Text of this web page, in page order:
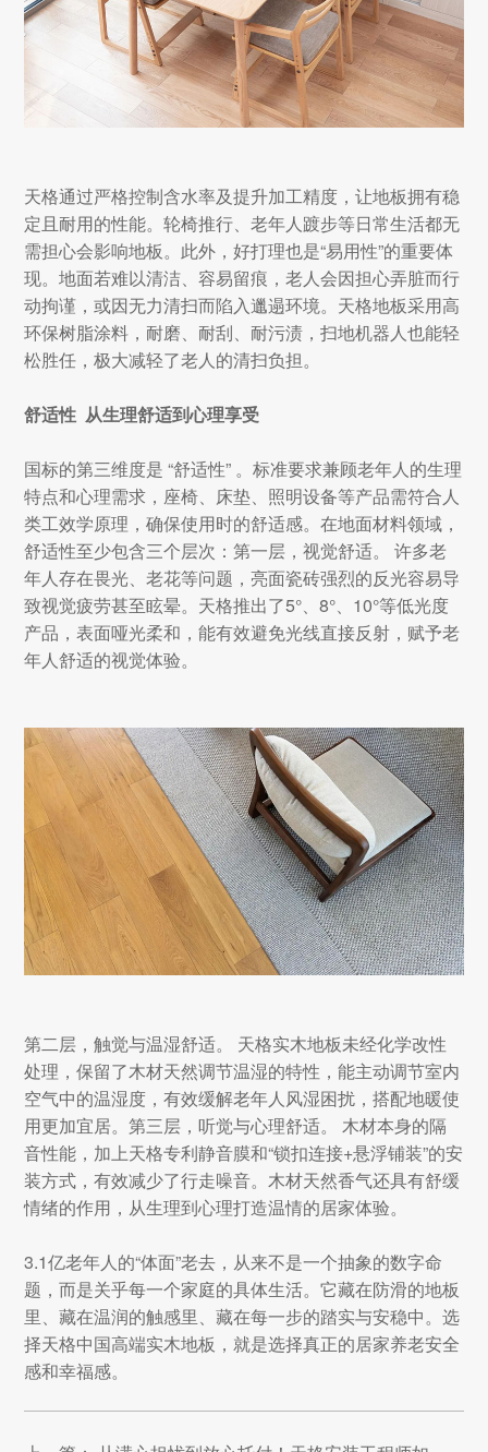
天格通过严格控制含水率及提升加工精度，让地板拥有稳
定且耐用的性能。轮椅推行、老年人踱步等日常生活都无
需担心会影响地板。此外，好打理也是“易用性”的重要体
现。地面若难以清洁、容易留痕，老人会因担心弄脏而行
动拘谨，或因无力清扫而陷入邋遢环境。天格地板采用高
环保树脂涂料，耐磨、耐刮、耐污渍，扫地机器人也能轻
松胜任，极大减轻了老人的清扫负担。
舒适性 从生理舒适到心理享受
国标的第三维度是 “舒适性” 。标准要求兼顾老年人的生理
特点和心理需求，座椅、床垫、照明设备等产品需符合人
类工效学原理，确保使用时的舒适感。在地面材料领域，
舒适性至少包含三个层次：第一层，视觉舒适。 许多老
年人存在畏光、老花等问题，亮面瓷砖强烈的反光容易导
致视觉疲劳甚至眩晕。天格推出了5°、8°、10°等低光度
产品，表面哑光柔和，能有效避免光线直接反射，赋予老
年人舒适的视觉体验。
第二层，触觉与温湿舒适。 天格实木地板未经化学改性
处理，保留了木材天然调节温湿的特性，能主动调节室内
空气中的温湿度，有效缓解老年人风湿困扰，搭配地暖使
用更加宜居。第三层，听觉与心理舒适。 木材本身的隔
音性能，加上天格专利静音膜和“锁扣连接+悬浮铺装”的安
装方式，有效减少了行走噪音。木材天然香气还具有舒缓
情绪的作用，从生理到心理打造温情的居家体验。
3.1亿老年人的“体面”老去，从来不是一个抽象的数字命
题，而是关乎每一个家庭的具体生活。它藏在防滑的地板
里、藏在温润的触感里、藏在每一步的踏实与安稳中。选
择天格中国高端实木地板，就是选择真正的居家养老安全
感和幸福感。